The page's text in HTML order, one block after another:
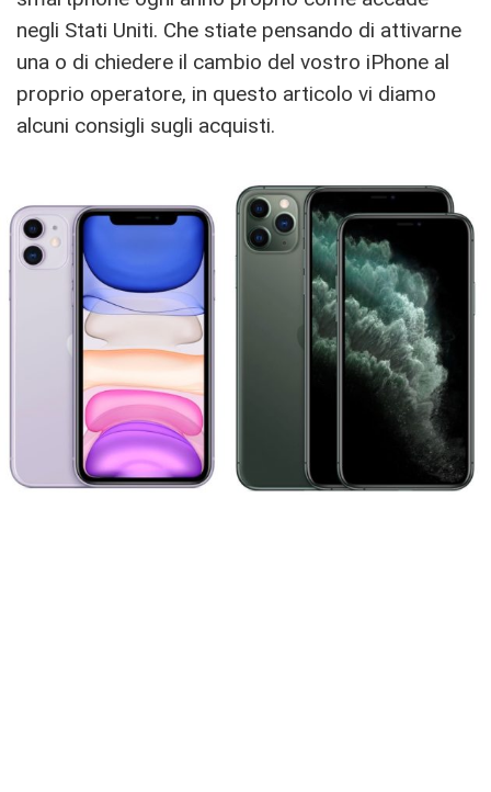
negli Stati Uniti. Che stiate pensando di attivarne
una o di chiedere il cambio del vostro iPhone al
proprio operatore, in questo articolo vi diamo
alcuni consigli sugli acquisti.